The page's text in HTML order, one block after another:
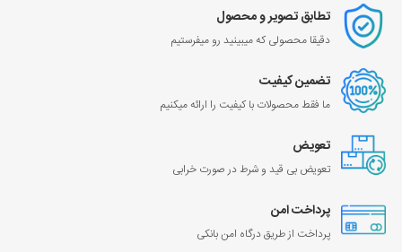
تطابق تصویر و محصول
دقیقا محصولی که میبینید رو میفرستیم
تضمین کیفیت
ما فقط محصولات با کیفیت را ارائه میکنیم
تعویض
تعویض بی قید و شرط در صورت خرابی
پرداخت امن
پرداخت از طریق درگاه امن بانکی